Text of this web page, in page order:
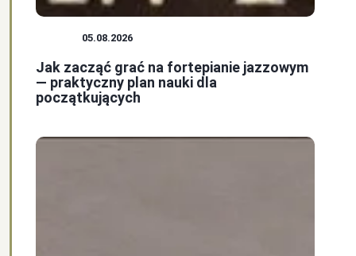
05.08.2026
Jak zacząć grać na fortepianie jazzowym
— praktyczny plan nauki dla
początkujących